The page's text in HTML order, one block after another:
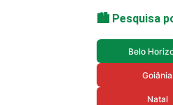
🏙️ Pesquisa
Belo
Goiânia
Natal